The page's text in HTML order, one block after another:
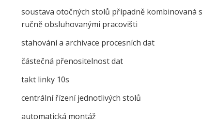
soustava otočných stolů případně kombinovaná s
ručně obsluhovanými pracovišti
stahování a archivace procesních dat
částečná přenositelnost dat
takt linky 10s
centrální řízení jednotlivých stolů
automatická montáž